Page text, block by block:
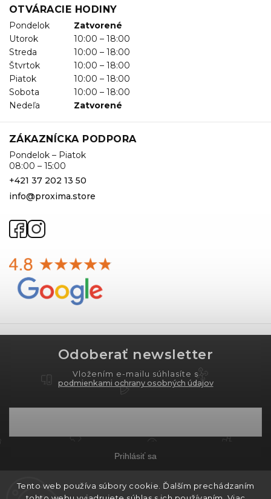
Tento web používa súbory cookie. Ďalším prechádzaním
OTVÁRACIE HODINY
Pondelok
Zatvorené
Utorok
10:00 – 18:00
Streda
10:00 – 18:00
Štvrtok
10:00 – 18:00
Piatok
10:00 – 18:00
Sobota
10:00 – 18:00
Nedeľa
Zatvorené
ZÁKAZNÍCKA PODPORA
Pondelok – Piatok
08:00 – 15:00
+421 37 202 13 50
info@proxima.store
Odoberať newsletter
Vložením e-mailu súhlasíte s
podmienkami ochrany osobných údajov
Prihlásiť sa